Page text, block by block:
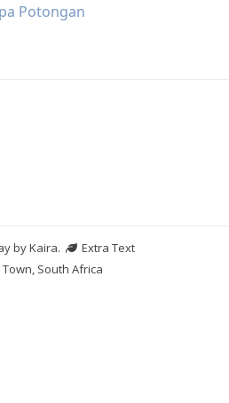
Potongan
byKaira.
Extra Text
Town, South Africa